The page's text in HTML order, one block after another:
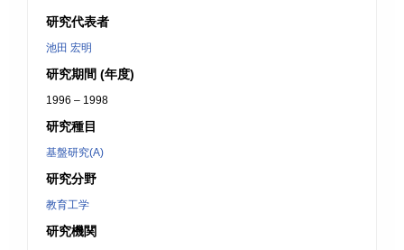
研究代表者
池田 宏明
研究期間 (年度)
1996 – 1998
研究種目
基盤研究(A)
研究分野
教育工学
研究機関